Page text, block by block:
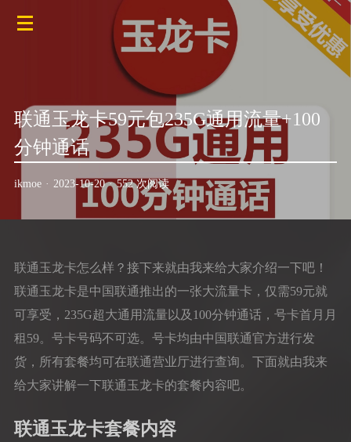
联通玉龙卡59元包235G通用流量+100
分钟通话
ikmoe · 2023-10-20 · 552 次阅读
联通玉龙卡怎么样？接下来就由我来给大家介绍一下吧！
联通玉龙卡是中国联通推出的一张大流量卡，仅需59元就
可享受，235G超大通用流量以及100分钟通话，号卡首月月
租59。号卡号码不可选。号卡均由中国联通官方进行发
货，所有套餐均可在联通营业厅进行查询。下面就由我来
给大家讲解一下联通玉龙卡的套餐内容吧。
联通玉龙卡套餐内容